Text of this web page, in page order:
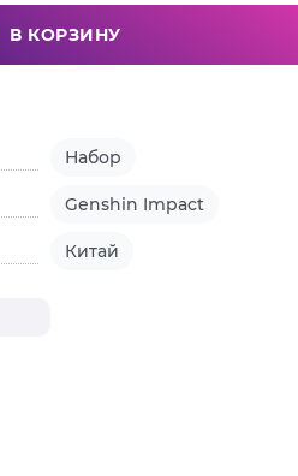
В КОРЗИНУ
Набор
Genshin Impact
Китай